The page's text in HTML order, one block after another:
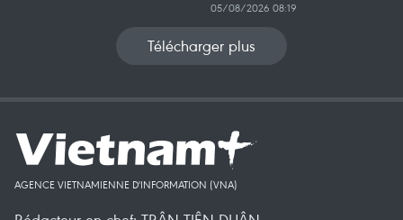
05/08/2026 08:19
Télécharger plus
AGENCE VIETNAMIENNE D'INFORMATION (VNA)